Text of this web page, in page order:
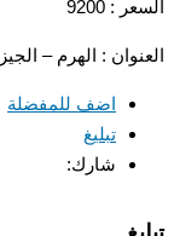
9200
: الهرم – الجيزة
اضف للمفضلة
تبليغ
شارك: